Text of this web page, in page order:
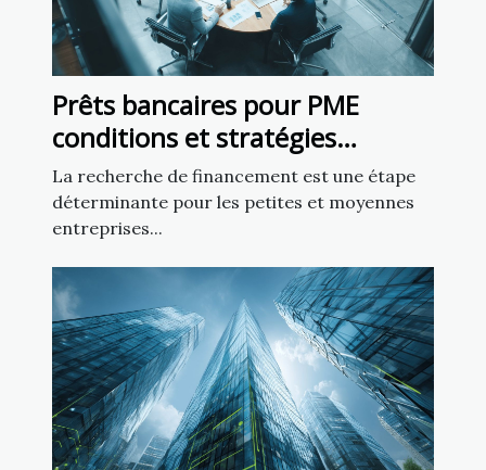
Prêts bancaires pour PME
conditions et stratégies
d'approbation
La recherche de financement est une étape
déterminante pour les petites et moyennes
entreprises...